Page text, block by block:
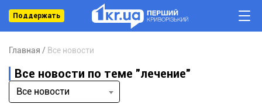
Поддержать
Главная Все новости
Все новости по теме "лечение"
Все новости